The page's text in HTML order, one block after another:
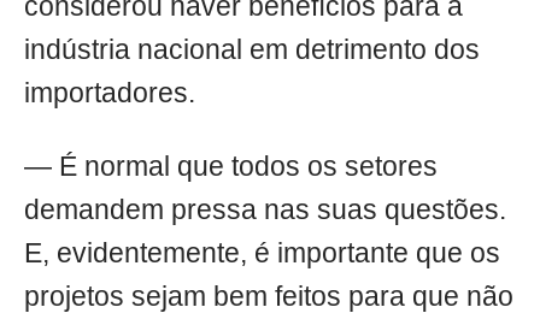
considerou haver benefícios para a
indústria nacional em detrimento dos
importadores.
— É normal que todos os setores
demandem pressa nas suas questões.
E, evidentemente, é importante que os
projetos sejam bem feitos para que não